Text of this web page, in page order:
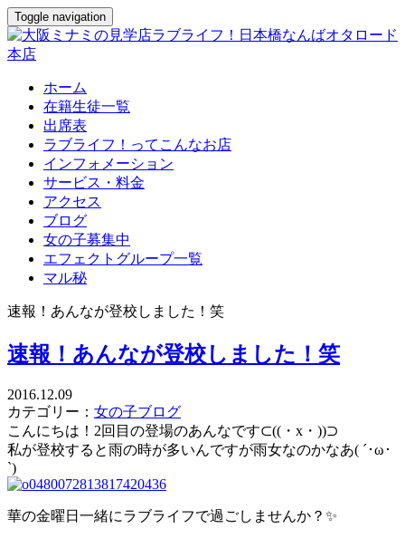
Toggle navigation
ホーム
在籍生徒一覧
出席表
ラブライフ！ってこんなお店
インフォメーション
サービス・料金
アクセス
ブログ
女の子募集中
エフェクトグループ一覧
マル秘
速報！あんなが登校しました！笑
速報！あんなが登校しました！笑
2016.12.09
カテゴリー： 女の子ブログ
こんにちは！2回目の登場のあんなです⊂((・x・))⊃
私が登校すると雨の時が多いんですが雨女なのかなあ( ´･ω･
`)
華の金曜日一緒にラブライフで過ごしませんか？✨